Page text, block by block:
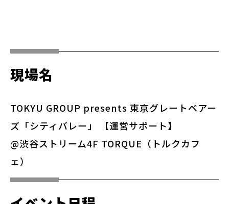
現場名
TOKYU GROUP presents 東京グレートベアー
ズ「シティバレー」 【運営サポート】
@渋谷ストリーム4F TORQUE（トルクカフ
ェ）